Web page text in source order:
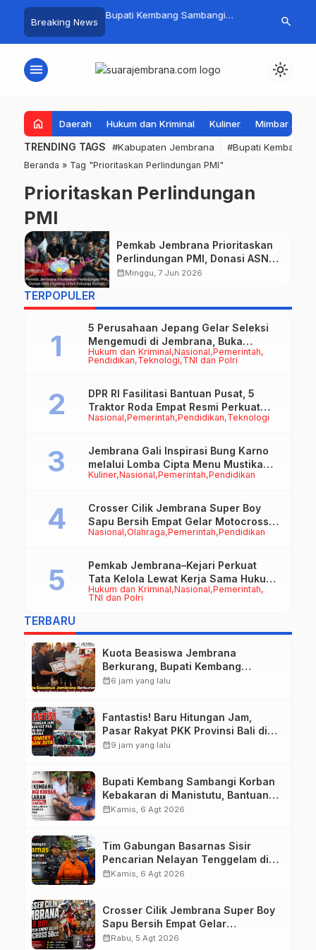
Breaking News
PKK Provinsi Bali di
Omzet Ratusan
Bupati Kembang Sambangi
Bantuan Disalurkan untuk
Tim
Perairan
search
menu light_mode
home Daerah Hukum dan Kriminal Kuliner Mimbar
TRENDING TAGS #Kabupaten Jembrana #Bupati Kembang
Beranda » Tag "Prioritaskan Perlindungan PMI"
Prioritaskan Perlindungan
PMI
Pemkab Jembrana Prioritaskan
Perlindungan PMI, Donasi ASN
Digalang Untuk Keluarga Korban
calendar_monthMinggu, 7 Jun 2026
TERPOPULER
Hukum dan Kriminal Nasional Pemerintah
Pendidikan Teknologi TNI dan Polri
5 Perusahaan Jepang Gelar Seleksi
Mengemudi di Jembrana, Buka
Peluang Kerja bagi Calon PMI
Nasional Pemerintah Pendidikan Teknologi
DPR RI Fasilitasi Bantuan Pusat, 5
Traktor Roda Empat Resmi Perkuat
Mekanisasi Pertanian Jembrana
Kuliner Nasional Pemerintah Pendidikan
Jembrana Gali Inspirasi Bung Karno
melalui Lomba Cipta Menu Mustika
Rasa
Nasional Olahraga Pemerintah Pendidikan
Crosser Cilik Jembrana Super Boy
Sapu Bersih Empat Gelar Motocross
50cc
Hukum dan Kriminal Nasional Pemerintah
TNI dan Polri
Pemkab Jembrana–Kejari Perkuat
Tata Kelola Lewat Kerja Sama Hukum
Datun
TERBARU
Kuota Beasiswa Jembrana
Berkurang, Bupati Kembang
Siapkan Upaya Penambahan di
calendar_month6 jam yang lalu
Fantastis! Baru Hitungan Jam,
Pasar Rakyat PKK Provinsi Bali di
Jembrana Raup Omzet Ratusan
calendar_month9 jam yang lalu
Bupati Kembang Sambangi Korban
Kebakaran di Manistutu, Bantuan
Disalurkan untuk Ringankan Beban
calendar_monthKamis, 6 Agt 2026
Tim Gabungan Basarnas Sisir
Pencarian Nelayan Tenggelam di
Perairan Pantai Pengambengan
calendar_monthKamis, 6 Agt 2026
Crosser Cilik Jembrana Super Boy
Sapu Bersih Empat Gelar
Motocross 50cc
calendar_monthRabu, 5 Agt 2026